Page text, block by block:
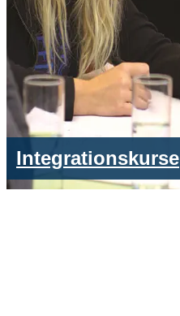
Integrationskurse